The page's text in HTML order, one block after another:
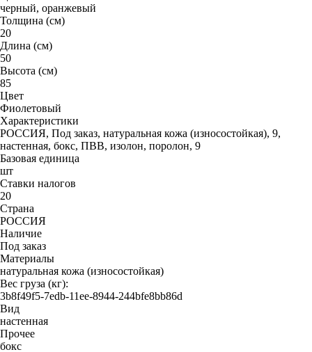
черный, оранжевый
Толщина (см)
20
Длина (cм)
50
Высота (см)
85
Цвет
Фиолетовый
Характеристики
РОССИЯ, Под заказ, натуральная кожа (износостойкая), 9,
настенная, бокс, ПВВ, изолон, поролон, 9
Базовая единица
шт
Ставки налогов
20
Страна
РОССИЯ
Наличие
Под заказ
Материалы
натуральная кожа (износостойкая)
Вес груза (кг):
3b8f49f5-7edb-11ee-8944-244bfe8bb86d
Вид
настенная
Прочее
бокс